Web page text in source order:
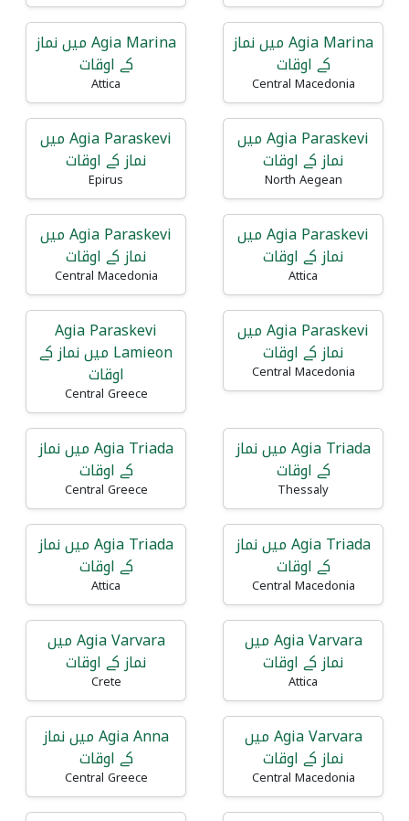
Agia Marina میں نماز
کے اوقات
Central Macedonia
Agia Marina میں نماز
کے اوقات
Attica
Agia Paraskevi میں
نماز کے اوقات
North Aegean
Agia Paraskevi میں
نماز کے اوقات
Epirus
Agia Paraskevi میں
نماز کے اوقات
Attica
Agia Paraskevi میں
نماز کے اوقات
Central Macedonia
Agia Paraskevi میں
نماز کے اوقات
Central Macedonia
Agia Paraskevi
Lamieon میں نماز کے
اوقات
Central Greece
Agia Triada میں نماز
کے اوقات
Thessaly
Agia Triada میں نماز
کے اوقات
Central Greece
Agia Triada میں نماز
کے اوقات
Central Macedonia
Agia Triada میں نماز
کے اوقات
Attica
Agia Varvara میں
نماز کے اوقات
Attica
Agia Varvara میں
نماز کے اوقات
Crete
Agia Varvara میں
نماز کے اوقات
Central Macedonia
Agia Anna میں نماز
کے اوقات
Central Greece